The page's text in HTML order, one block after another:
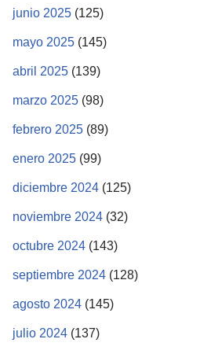
junio 2025 (125)
mayo 2025 (145)
abril 2025 (139)
marzo 2025 (98)
febrero 2025 (89)
enero 2025 (99)
diciembre 2024 (125)
noviembre 2024 (32)
octubre 2024 (143)
septiembre 2024 (128)
agosto 2024 (145)
julio 2024 (137)